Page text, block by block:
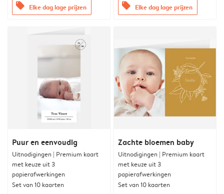
offers Elke dag lage prijzen offers Elke dag lage prijzen
Puur en eenvoudig
Uitnodigingen | Premium kaart
met keuze uit 3
papierafwerkingen
Set van 10 kaarten
Zachte bloemen baby
Uitnodigingen | Premium kaart
met keuze uit 3
papierafwerkingen
Set van 10 kaarten